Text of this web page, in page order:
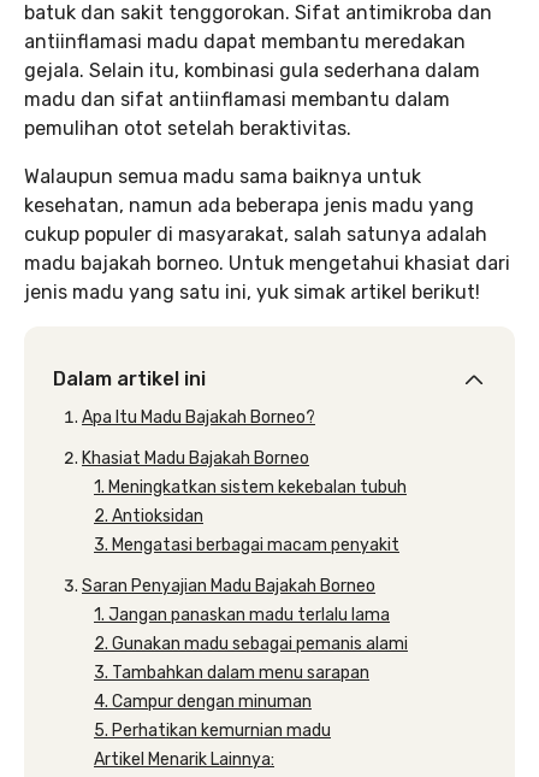
batuk dan sakit tenggorokan. Sifat antimikroba dan
antiinflamasi madu dapat membantu meredakan
gejala. Selain itu, kombinasi gula sederhana dalam
madu dan sifat antiinflamasi membantu dalam
pemulihan otot setelah beraktivitas.
Walaupun semua madu sama baiknya untuk
kesehatan, namun ada beberapa jenis madu yang
cukup populer di masyarakat, salah satunya adalah
madu bajakah borneo. Untuk mengetahui khasiat dari
jenis madu yang satu ini, yuk simak artikel berikut!
Dalam artikel ini
Apa Itu Madu Bajakah Borneo?
Khasiat Madu Bajakah Borneo
1. Meningkatkan sistem kekebalan tubuh
2. Antioksidan
3. Mengatasi berbagai macam penyakit
Saran Penyajian Madu Bajakah Borneo
1. Jangan panaskan madu terlalu lama
2. Gunakan madu sebagai pemanis alami
3. Tambahkan dalam menu sarapan
4. Campur dengan minuman
5. Perhatikan kemurnian madu
Artikel Menarik Lainnya: